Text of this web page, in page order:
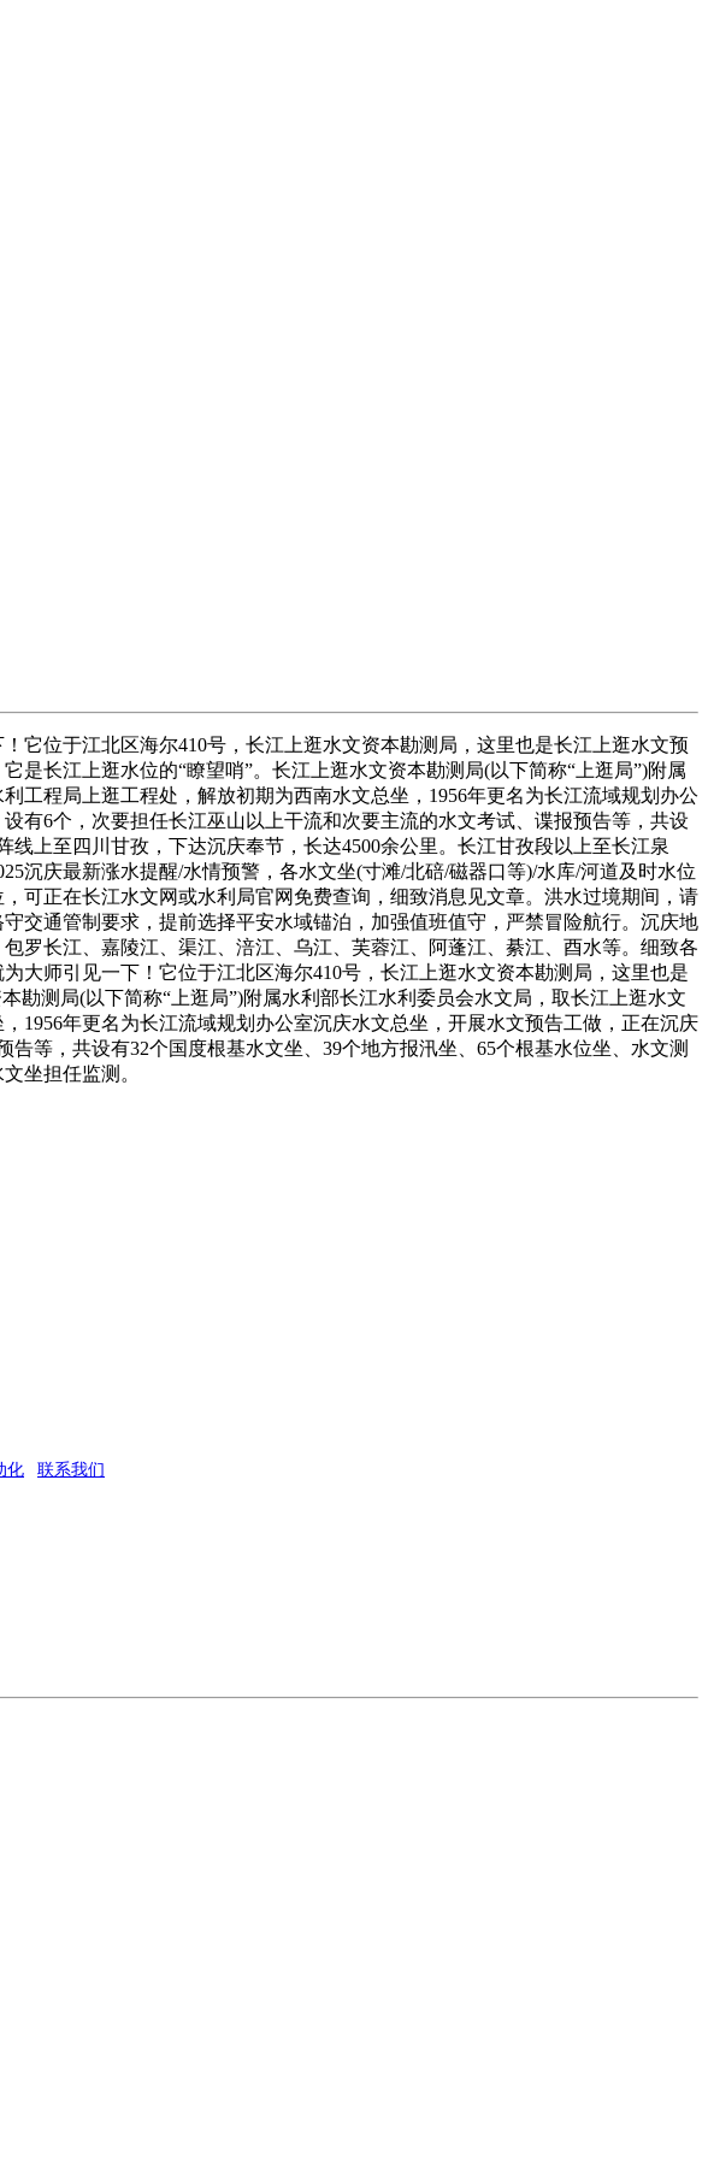
位于江北区海尔410号，长江上逛水文资本勘测局，这里也是长江上逛水文预
长江上逛水位的“瞭望哨”。长江上逛水文资本勘测局(以下简称“上逛局”)附属
工程局上逛工程处，解放初期为西南水文总坐，1956年更名为长江流域规划办公
有6个，次要担任长江巫山以上干流和次要主流的水文考试、谍报预告等，共设
上至四川甘孜，下达沉庆奉节，长达4500余公里。长江甘孜段以上至长江泉
沉庆最新涨水提醒/水情预警，各水文坐(寸滩/北碚/磁器口等)/水库/河道及时水位
可正在长江水文网或水利局官网免费查询，细致消息见文章。洪水过境期间，请
交通管制要求，提前选择平安水域锚泊，加强值班值守，严禁冒险航行。沉庆地
罗长江、嘉陵江、渠江、涪江、乌江、芙蓉江、阿蓬江、綦江、酉水等。细致各
大师引见一下！它位于江北区海尔410号，长江上逛水文资本勘测局，这里也是
勘测局(以下简称“上逛局”)附属水利部长江水利委员会水文局，取长江上逛水文
1956年更名为长江流域规划办公室沉庆水文总坐，开展水文预告工做，正在沉庆
等，共设有32个国度根基水文坐、39个地方报汛坐、65个根基水位坐、水文测
坐担任监测。
化 联系我们